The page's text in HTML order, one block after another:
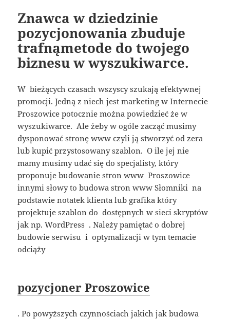
Znawca w dziedzinie
pozycjonowania zbuduje
trafnąmetode do twojego
biznesu w wyszukiwarce.
W bieżących czasach wszyscy szukają efektywnej
promocji. Jedną z niech jest marketing w Internecie
Proszowice potocznie można powiedzieć że w
wyszukiwarce. Ale żeby w ogóle zacząć musimy
dysponować stronę www czyli ją stworzyć od zera
lub kupić przystosowany szablon. O ile jej nie
mamy musimy udać się do specjalisty, który
proponuje budowanie stron www Proszowice
innymi słowy to budowa stron www Słomniki na
podstawie notatek klienta lub grafika który
projektuje szablon do dostępnych w sieci skryptów
jak np. WordPress . Należy pamiętać o dobrej
budowie serwisu i optymalizacji w tym temacie
odciąży
pozycjoner Proszowice
. Po powyższych czynnościach jakich jak budowa